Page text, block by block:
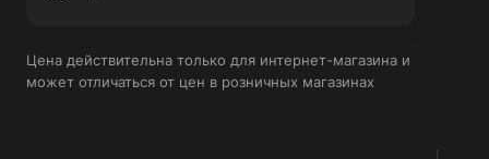
Цена действительна только для интернет-магазина и
может отличаться от цен в розничных магазинах